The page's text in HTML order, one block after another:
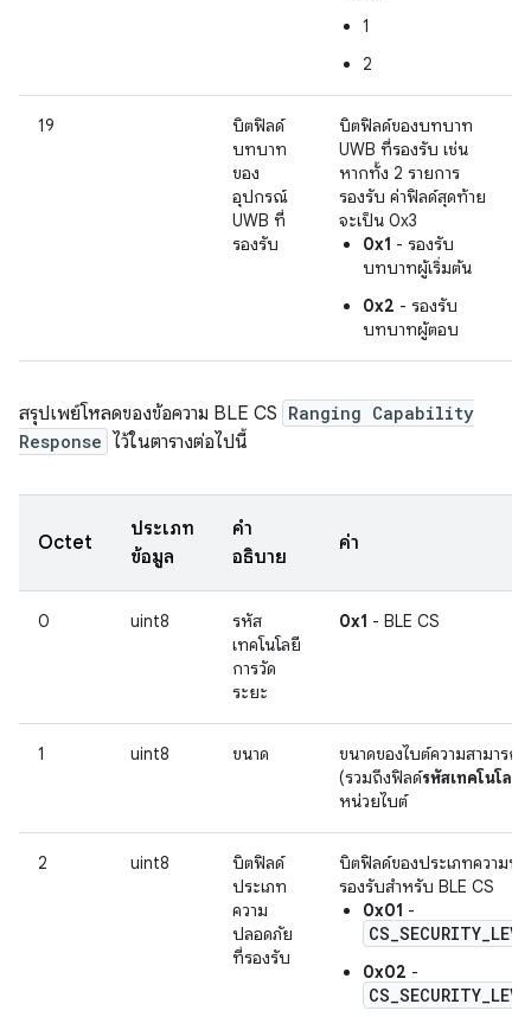
1
2
19
บิตฟิลด์
บทบาท
ของ
อุปกรณ์
UWB ที่
รองรับ
บิตฟิลด์ของบทบาท
UWB ที่รองรับ เช่น
หากทั้ง 2 รายการ
รองรับ ค่าฟิลด์สุดท้าย
จะเป็น 0x3
0x1 - รองรับ
บทบาทผู้เริ่มต้น
0x2 - รองรับ
บทบาทผู้ตอบ
สรุปเพย์โหลดของข้อความ BLE CS Ranging Capability
Response ไว้ในตารางต่อไปนี้
Octet
ประเภท
ข้อมูล
คำ
อธิบาย
ค่า
0 uint8
รหัส
เทคโนโลยี
การวัด
ระยะ
0x1 - BLE CS
1 uint8 ขนาด
ขนาดของไบต์ความสามารถ
(รวมถึงฟิลด์รหัสเทคโนโลยี
หน่วยไบต์
2 uint8
บิตฟิลด์
ประเภท
ความ
ปลอดภัย
ที่รองรับ
บิตฟิลด์ของประเภทความป
รองรับสำหรับ BLE CS
0x01 -
0x02 -